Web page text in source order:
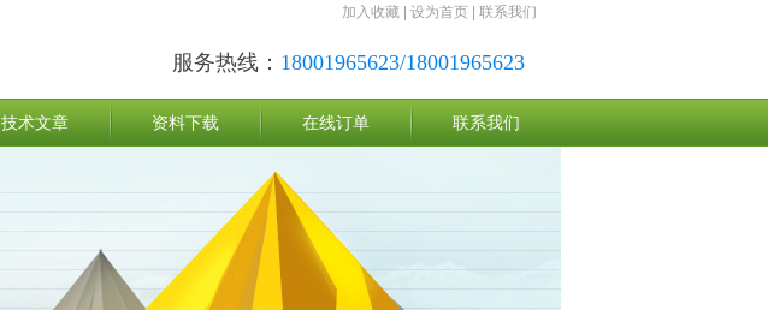
加入收藏 设为首页 联系我们
服务热线： 18001965623/18001965623
技术文章 资料下载 在线订单 联系我们